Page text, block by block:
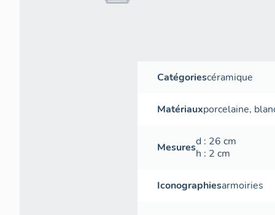
Catégoriescéramique
Matériauxporcelaine,
Mesuresd : 26 cm
h : 2 cm
Iconographiesarmoiries